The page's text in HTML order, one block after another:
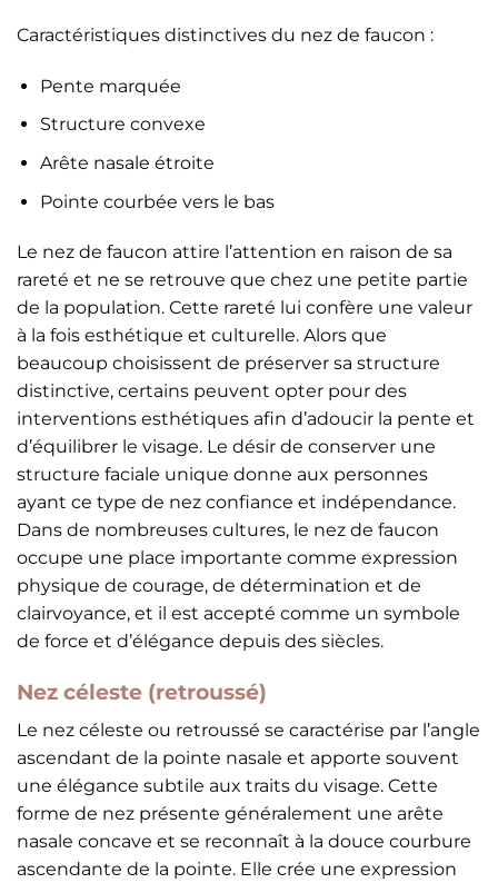
Caractéristiques distinctives du nez de faucon :
Pente marquée
Structure convexe
Arête nasale étroite
Pointe courbée vers le bas
Le nez de faucon attire l’attention en raison de sa
rareté et ne se retrouve que chez une petite partie
de la population. Cette rareté lui confère une valeur
à la fois esthétique et culturelle. Alors que
beaucoup choisissent de préserver sa structure
distinctive, certains peuvent opter pour des
interventions esthétiques afin d’adoucir la pente et
d’équilibrer le visage. Le désir de conserver une
structure faciale unique donne aux personnes
ayant ce type de nez confiance et indépendance.
Dans de nombreuses cultures, le nez de faucon
occupe une place importante comme expression
physique de courage, de détermination et de
clairvoyance, et il est accepté comme un symbole
de force et d’élégance depuis des siècles.
Nez céleste (retroussé)
Le nez céleste ou retroussé se caractérise par l’angle
ascendant de la pointe nasale et apporte souvent
une élégance subtile aux traits du visage. Cette
forme de nez présente généralement une arête
nasale concave et se reconnaît à la douce courbure
ascendante de la pointe. Elle crée une expression